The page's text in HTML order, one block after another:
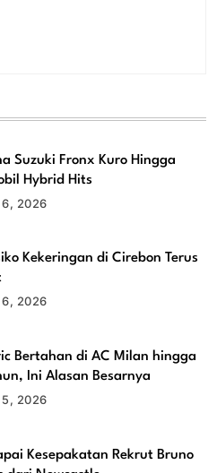
Suzuki Fronx Kuro Hingga
Hybrid Hits
2026
Kekeringan di Cirebon Terus
2026
Bertahan di AC Milan hingga
Ini Alasan Besarnya
2026
Kesepakatan Rekrut Bruno